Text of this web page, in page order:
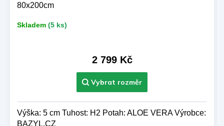
80x200cm
Skladem (5 ks)
2 799 Kč
Výška: 5 cm Tuhost: H2 Potah: ALOE VERA Výrobce:
BAZYL.CZ